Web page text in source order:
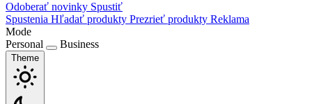
Odoberať novinky Spustiť
Spustenia Hľadať produkty Prezrieť produkty Reklama
Mode
Personal
Business
Theme